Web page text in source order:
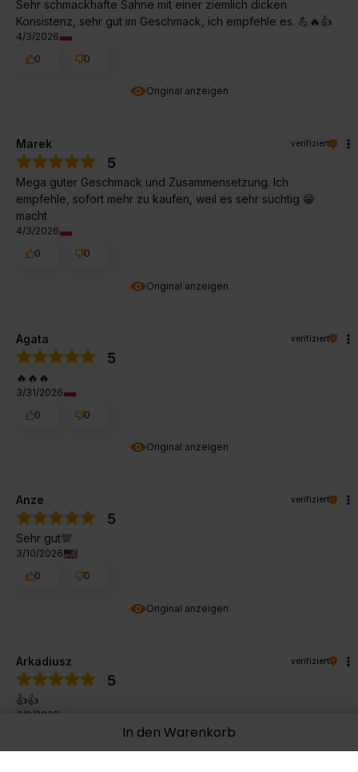
In den Warenkorb
Original anzeigen
Sehr schmackhafte Sahne mit einer ziemlich dicken
Konsistenz, sehr gut im Geschmack, ich empfehle es. 💪🔥👍️
4/3/2026
0
0
Original anzeigen
Marek verifiziert
5
Mega guter Geschmack und Zusammensetzung. Ich
empfehle, sofort mehr zu kaufen, weil es sehr süchtig 😁
macht
4/3/2026
0
0
Original anzeigen
Agata verifiziert
5
🔥🔥🔥
3/31/2026
0
0
Original anzeigen
Anze verifiziert
5
Sehr gut💯
3/10/2026
0
0
Arkadiusz verifiziert
5
👍️👍️
3/9/2026